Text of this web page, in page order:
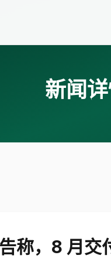
新闻
称，8 月交